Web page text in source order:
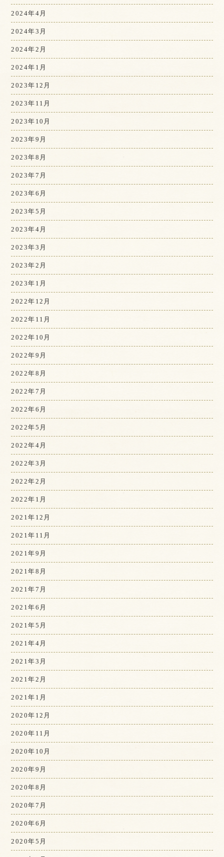
2024年4月
2024年3月
2024年2月
2024年1月
2023年12月
2023年11月
2023年10月
2023年9月
2023年8月
2023年7月
2023年6月
2023年5月
2023年4月
2023年3月
2023年2月
2023年1月
2022年12月
2022年11月
2022年10月
2022年9月
2022年8月
2022年7月
2022年6月
2022年5月
2022年4月
2022年3月
2022年2月
2022年1月
2021年12月
2021年11月
2021年9月
2021年8月
2021年7月
2021年6月
2021年5月
2021年4月
2021年3月
2021年2月
2021年1月
2020年12月
2020年11月
2020年10月
2020年9月
2020年8月
2020年7月
2020年6月
2020年5月